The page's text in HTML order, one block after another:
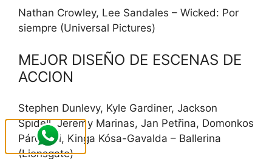
Nathan Crowley, Lee Sandales – Wicked: Por
siempre (Universal Pictures)
MEJOR DISEÑO DE ESCENAS DE
ACCION
Stephen Dunlevy, Kyle Gardiner, Jackson
Spidell, Jeremy Marinas, Jan Petřina, Domonkos
Párdányi, Kinga Kósa-Gavalda – Ballerina
(Lionsgate)